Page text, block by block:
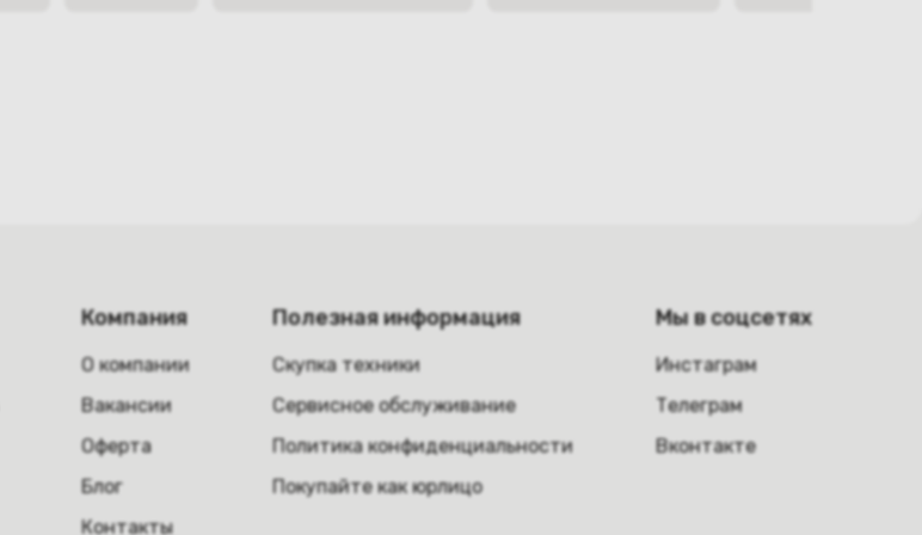
Компания
О компании
Вакансии
Оферта
Блог
Контакты
Полезная информация
Скупка техники
Сервисное обслуживание
Политика конфиденциальности
Покупайте как юрлицо
Мы в соцсетях
Инстаграм
Телеграм
Вконтакте